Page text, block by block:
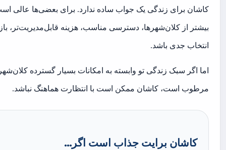
کاشان برای زندگی یک جواب ساده ندارد. برای بعضی‌ها عالی
بیشتر از کلان‌شهرها، دسترسی مناسب، هزینه
انتخاب جدی باشد.
اما اگر سبک زندگی تو وابسته به امکانات بسیار گسترده
مرطوب است، کاشان ممکن است با انتظارت هماهنگ نباشد.
کاشان برایت جذاب است اگر...